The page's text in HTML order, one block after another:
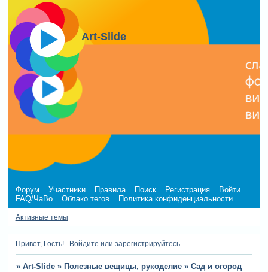
Art-Slide
Форум Участники Правила Поиск Регистрация
Войти
FAQ/ЧаВо
Облако тегов Политика конфиденциальности
Активные темы
Привет, Гость! Войдите или зарегистрируйтесь.
» Art-Slide » Полезные вещицы, рукоделие » Сад и огород